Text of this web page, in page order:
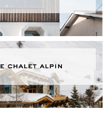
chalet alpin